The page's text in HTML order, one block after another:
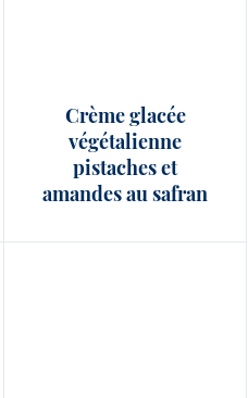
Crème glacée
végétalienne
pistaches et
amandes au safran